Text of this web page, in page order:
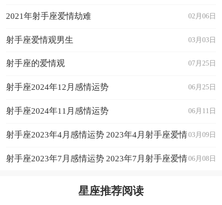
02月06日
2021年射手座爱情劫难
03月03日
射手座爱情观男生
07月25日
射手座的爱情观
06月25日
射手座2024年12月感情运势
06月11日
射手座2024年11月感情运势
03月09日
射手座2023年4月感情运势 2023年4月射手座爱情
运程详解 06月08日
射手座2023年7月感情运势 2023年7月射手座爱情
星座推荐阅读